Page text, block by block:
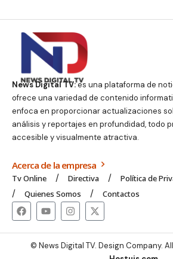
News Digital TV:es una plataforma de
ofrece una variedad de contenido
enfoca en proporcionar actualizaciones
análisis y reportajes en profundidad, todo
accesible y visualmente atractiva.
Acerca de la empresa
Tv Online Directiva
Política de
Quienes Somos
Contactos
© News Digital TV. Design Company.